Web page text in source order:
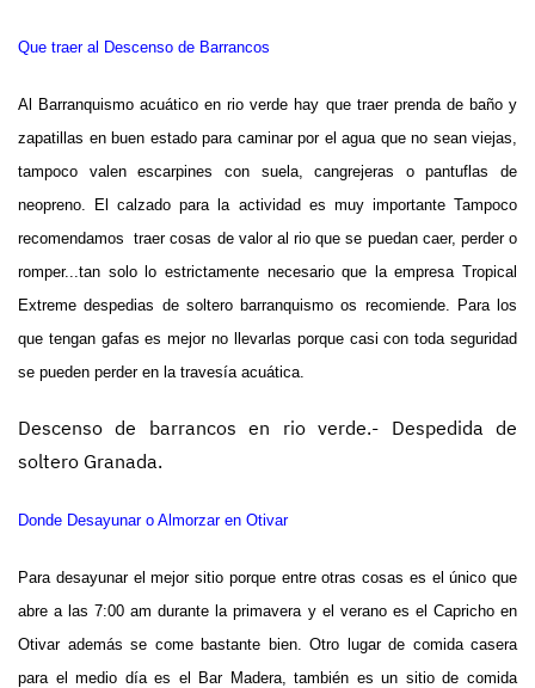
Que traer al Descenso de Barrancos
Al Barranquismo acuático en rio verde hay que traer prenda de baño y
zapatillas en buen estado para caminar por el agua que no sean viejas,
tampoco valen escarpines con suela, cangrejeras o pantuflas de
neopreno. El calzado para la actividad es muy importante Tampoco
recomendamos traer cosas de valor al rio que se puedan caer, perder o
romper...tan solo lo estrictamente necesario que la empresa Tropical
Extreme despedias de soltero barranquismo os recomiende. Para los
que tengan gafas es mejor no llevarlas porque casi con toda seguridad
se pueden perder en la travesía acuática.
Descenso de barrancos en rio verde.- Despedida de
soltero Granada.
Donde Desayunar o Almorzar en Otivar
Para desayunar el mejor sitio porque entre otras cosas es el único que
abre a las 7:00 am durante la primavera y el verano es el Capricho en
Otivar además se come bastante bien. Otro lugar de comida casera
para el medio día es el Bar Madera, también es un sitio de comida